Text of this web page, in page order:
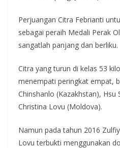
Perjuangan Citra Febrianti
sebagai peraih Medali Perak
sangatlah panjang dan berliku.
Citra yang turun di kelas 53
menempati peringkat empat,
Chinshanlo (Kazakhstan), Hsu
Christina Lovu (Moldova).
Namun pada tahun 2016
Lovu terbukti menggunakan